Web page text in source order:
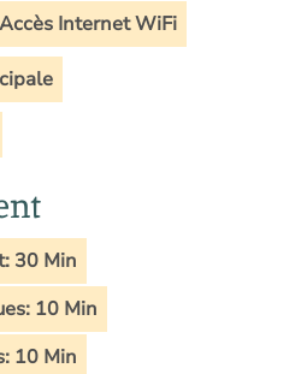
Accès Internet WiFi
30 Min
10 Min
10 Min